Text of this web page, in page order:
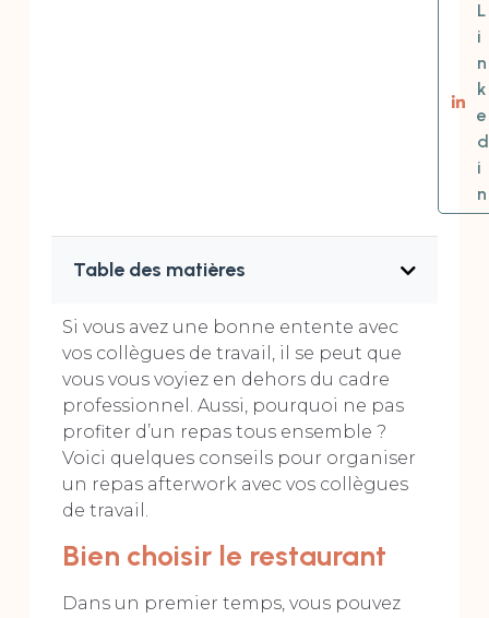
L
i
n
k
e
d
i
n
Table des matières
Si vous avez une bonne entente avec
vos collègues de travail, il se peut que
vous vous voyiez en dehors du cadre
professionnel. Aussi, pourquoi ne pas
profiter d’un repas tous ensemble ?
Voici quelques conseils pour organiser
un repas afterwork avec vos collègues
de travail.
Bien choisir le restaurant
Dans un premier temps, vous pouvez